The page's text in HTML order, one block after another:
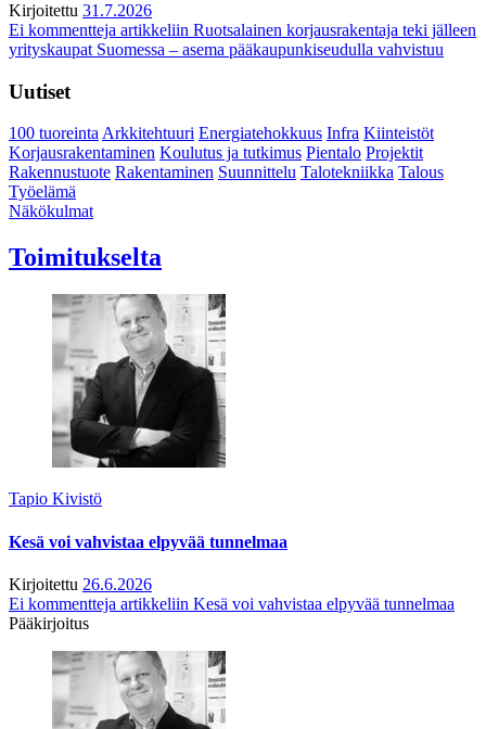
Kirjoitettu 31.7.2026
Ei kommentteja artikkeliin Ruotsalainen korjausrakentaja teki jälleen
yrityskaupat Suomessa – asema pääkaupunkiseudulla vahvistuu
Uutiset
100 tuoreintaArkkitehtuuri Energiatehokkuus Infra Kiinteistöt
Korjausrakentaminen Koulutus ja tutkimus Pientalo Projektit
Rakennustuote Rakentaminen Suunnittelu Talotekniikka Talous
Työelämä
Näkökulmat
Toimitukselta
Tapio Kivistö
Kesä voi vahvistaa elpyvää tunnelmaa
Kirjoitettu 26.6.2026
Ei kommentteja artikkeliin Kesä voi vahvistaa elpyvää tunnelmaa
Pääkirjoitus